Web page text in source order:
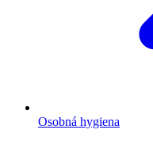
Osobná hygiena